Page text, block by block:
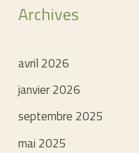
Archives
avril 2026
janvier 2026
septembre 2025
mai 2025